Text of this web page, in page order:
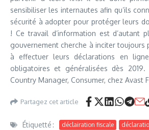
sensibiliser les internautes afin qu’ils
sécurité à adopter pour protéger leurs
! Ce travail d’information est d’autant
gouvernement cherche à inciter toujours
à effectuer leurs déclarations en
obligatoires et généralisées dès 2019.
Country Manager, Consumer, chez Avast
Partagez cet article
Étiquetté : déclairation fiscale